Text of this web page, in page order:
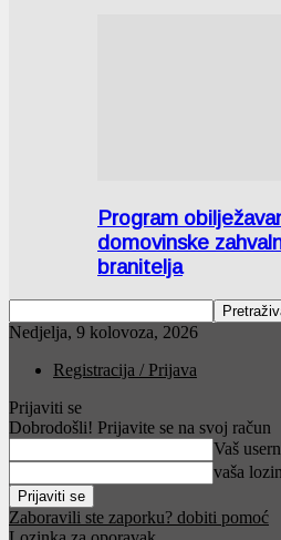
Program
domovinske
branitelja
Nedjelja, 9 kolovoza, 2026
Registracija / Prijava
Prijaviti se
Dobrodošli! Prijavite se na svoj račun
Vaš
vaša
Zaboravili ste zaporku? dobiti pomoć